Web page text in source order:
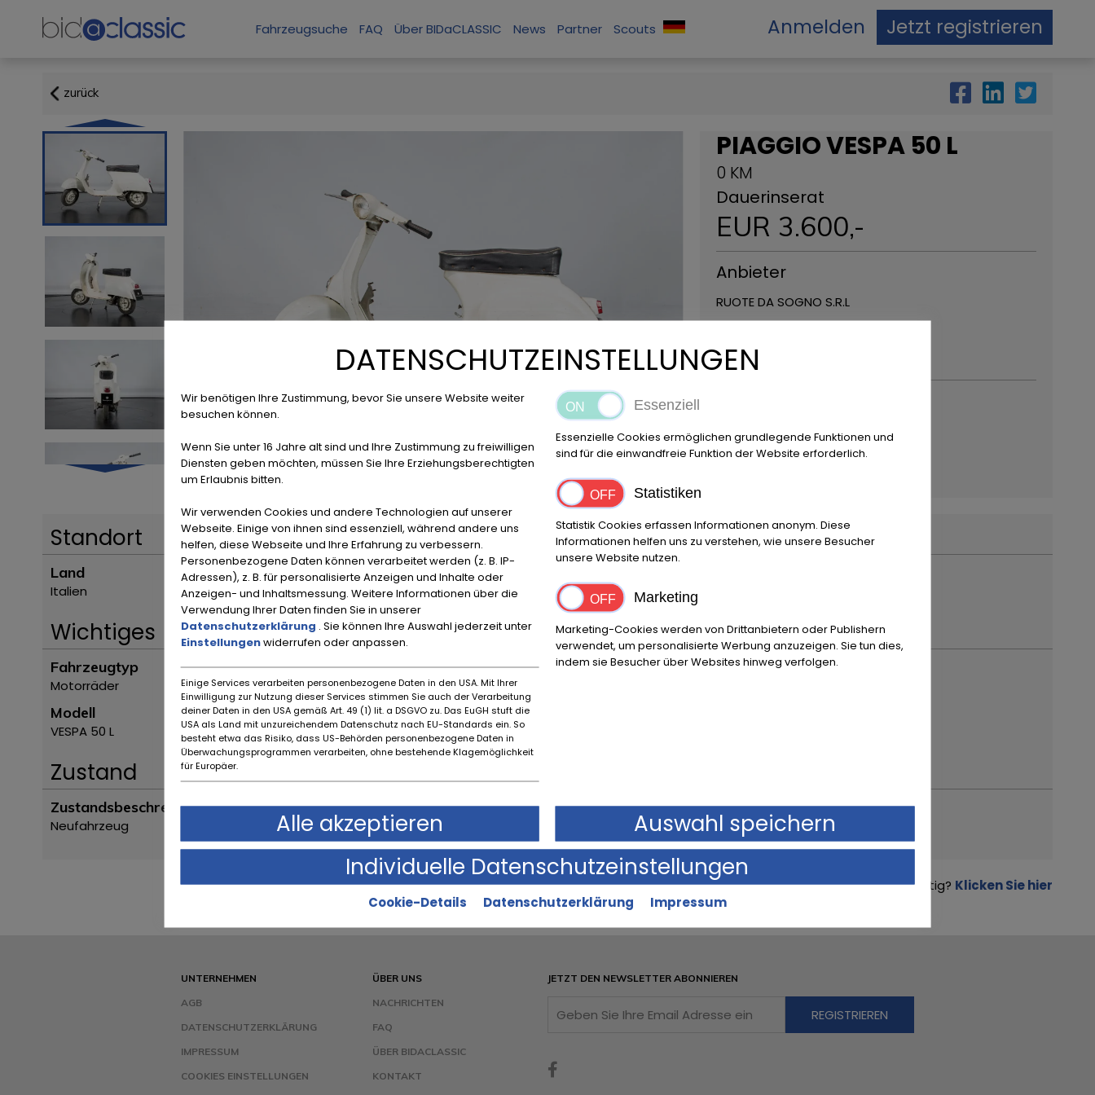
Fahrzeugsuche FAQ Über BIDaCLASSIC News Partner Scouts Anmelden Jetzt registrieren
zurück
PIAGGIO VESPA 50 L
0 KM
Dauerinserat
EUR 3.600,-
Anbieter
RUOTE DA SOGNO S.R.L
Ruote da Sogno
˅ mehr ˅
Finanzierungs-Rechner
Standort
Land
Italien
Ort
Reggio Emilia
Wichtiges
Fahrzeugtyp
Motorräder
Marke
Piaggio
Erstzulassung Jahr
Modell
VESPA 50 L
Zustand
Zustandsbeschreibung
Neufahrzeug
Verkaufsofferte scheint verdächtig? Klicken Sie hier
UNTERNEHMEN
AGB
DATENSCHUTZERKLÄRUNG
IMPRESSUM
COOKIES EINSTELLUNGEN
ÜBER UNS
NACHRICHTEN
FAQ
ÜBER BIDACLASSIC
KONTAKT
JETZT DEN NEWSLETTER ABONNIEREN
DATENSCHUTZEINSTELLUNGEN
Wir benötigen Ihre Zustimmung, bevor Sie unsere Website weiter
besuchen können.
Wenn Sie unter 16 Jahre alt sind und Ihre Zustimmung zu freiwilligen
Diensten geben möchten, müssen Sie Ihre Erziehungsberechtigten
um Erlaubnis bitten.
Wir verwenden Cookies und andere Technologien auf unserer
Webseite. Einige von ihnen sind essenziell, während andere uns
helfen, diese Webseite und Ihre Erfahrung zu verbessern.
Personenbezogene Daten können verarbeitet werden (z. B. IP-
Adressen), z. B. für personalisierte Anzeigen und Inhalte oder
Anzeigen- und Inhaltsmessung. Weitere Informationen über die
Verwendung Ihrer Daten finden Sie in unserer
Datenschutzerklärung . Sie können Ihre Auswahl jederzeit unter
Einstellungenwiderrufen oder anpassen.
Einige Services verarbeiten personenbezogene Daten in den USA. Mit Ihrer
Einwilligung zur Nutzung dieser Services stimmen Sie auch der Verarbeitung
deiner Daten in den USA gemäß Art. 49 (1) lit. a DSGVO zu. Das EuGH stuft die
USA als Land mit unzureichendem Datenschutz nach EU-Standards ein. So
besteht etwa das Risiko, dass US-Behörden personenbezogene Daten in
Überwachungsprogrammen verarbeiten, ohne bestehende Klagemöglichkeit
für Europäer.
Essenziell
Essenzielle Cookies ermöglichen grundlegende Funktionen und
sind für die einwandfreie Funktion der Website erforderlich.
Statistiken
Statistik Cookies erfassen Informationen anonym. Diese
Informationen helfen uns zu verstehen, wie unsere Besucher
unsere Website nutzen.
Marketing
Marketing-Cookies werden von Drittanbietern oder Publishern
verwendet, um personalisierte Werbung anzuzeigen. Sie tun dies,
indem sie Besucher über Websites hinweg verfolgen.
Alle akzeptieren
Auswahl speichern
Individuelle Datenschutzeinstellungen
Cookie-Details Datenschutzerklärung Impressum